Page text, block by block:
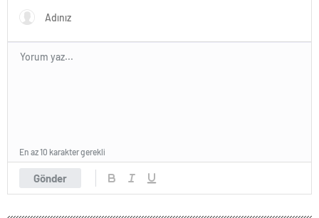
Gönder
En az 10 karakter gerekli